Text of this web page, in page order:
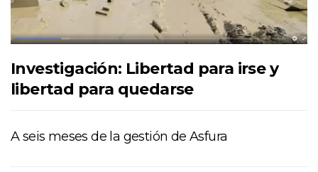
Investigación: Libertad para irse y
libertad para quedarse
A seis meses de la gestión de Asfura